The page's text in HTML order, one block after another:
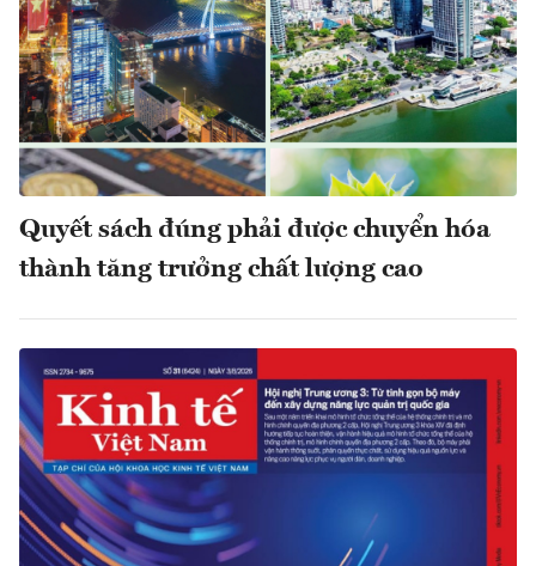
Quyết sách đúng phải được chuyển hóa
thành tăng trưởng chất lượng cao